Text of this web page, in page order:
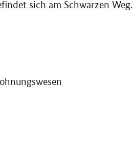
sich am Schwarzen Weg.